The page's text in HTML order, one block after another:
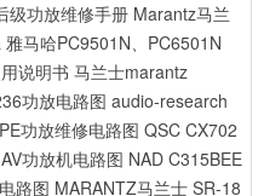
级功放维修手册 Marantz马兰
雅马哈PC9501N、PC6501N
说明书 马兰士marantz
功放电路图 audio-research
功放维修电路图 QSC CX702
功放机电路图 NAD C315BEE
路图 MARANTZ马兰士 SR-18